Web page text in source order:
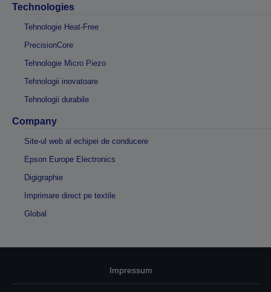
Technologies
Tehnologie Heat-Free
PrecisionCore
Tehnologie Micro Piezo
Tehnologii inovatoare
Tehnologii durabile
Company
Site-ul web al echipei de conducere
Epson Europe Electronics
Digigraphie
Imprimare direct pe textile
Global
Impressum